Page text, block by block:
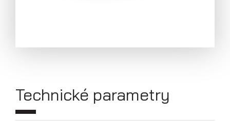
Technické parametry